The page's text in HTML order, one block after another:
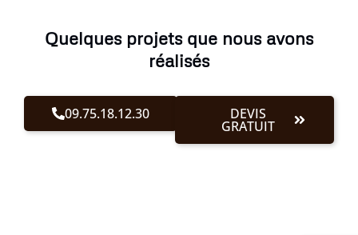
Quelques projets que nous avons
réalisés
09.75.18.12.30 DEVIS
GRATUIT